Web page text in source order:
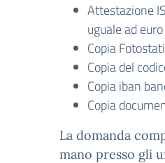
Attestazione
uguale ad
Copia
Copia del
Copia iban
Copia
La domanda
mano presso gli